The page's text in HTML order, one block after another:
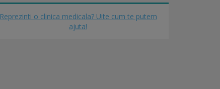
Reprezinti o clinica medicala? Uite cum te putem
ajuta!